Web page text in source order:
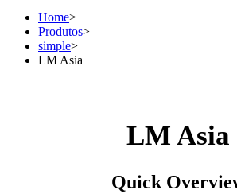
Home>
Produtos>
simple>
LM Asia
LM Asia
Quick